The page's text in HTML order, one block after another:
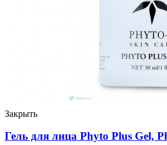
Закрыть
Гель для лица Phyto Plus Gel,